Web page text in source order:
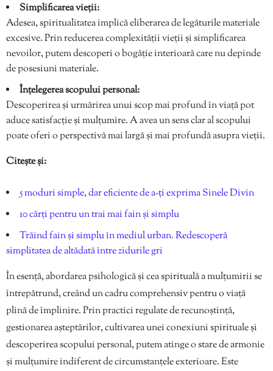
Simplificarea vieții:
Adesea, spiritualitatea implică eliberarea de legăturile materiale
excesive. Prin reducerea complexității vieții și simplificarea
nevoilor, putem descoperi o bogăție interioară care nu depinde
de posesiuni materiale.
Înțelegerea scopului personal:
Descoperirea și urmărirea unui scop mai profund în viață pot
aduce satisfacție și mulțumire. A avea un sens clar al scopului
poate oferi o perspectivă mai largă și mai profundă asupra vieții.
Citește și:
5 moduri simple, dar eficiente de a-ți exprima Sinele Divin
10 cărți pentru un trai mai fain și simplu
Trăind fain și simplu în mediul urban. Redescoperă
simplitatea de altădată între zidurile gri
În esență, abordarea psihologică și cea spirituală a mulțumirii se
întrepătrund, creând un cadru comprehensiv pentru o viață
plină de împlinire. Prin practici regulate de recunoștință,
gestionarea așteptărilor, cultivarea unei conexiuni spirituale și
descoperirea scopului personal, putem atinge o stare de armonie
și mulțumire indiferent de circumstanțele exterioare. Este